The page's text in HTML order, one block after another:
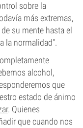
sobre la
más extremas,
su mente hasta el
la normalidad".
alcohol,
que
estado de ánimo
. Quienes
que cuando nos